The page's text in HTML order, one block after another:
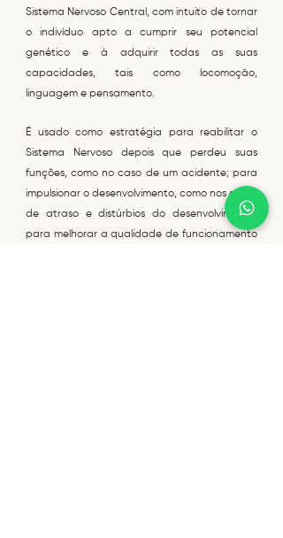
Sistema Nervoso Central, com intuito de tornar
o indivíduo apto a cumprir seu potencial
genético e à adquirir todas as suas
capacidades, tais como locomoção,
linguagem e pensamento.
É usado como estratégia para reabilitar o
Sistema Nervoso depois que perdeu suas
funções, como no caso de um acidente; para
impulsionar o desenvolvimento, como nos casos
de atraso e distúrbios do desenvolvimento;
para melhorar a qualidade de funcionamento